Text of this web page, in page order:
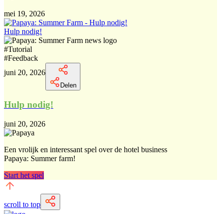
mei 19, 2026
Hulp nodig!
#Tutorial
#Feedback
juni 20, 2026
Delen
Hulp nodig!
juni 20, 2026
Een vrolijk en interessant spel over de hotel business
Papaya: Summer farm!
Start het spel
scroll to top